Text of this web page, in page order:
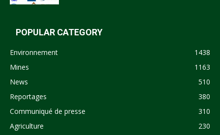
POPULAR CATEGORY
Environnement
1438
Mines
1163
News
510
Reportages
380
Communiqué de presse
310
Agriculture
230